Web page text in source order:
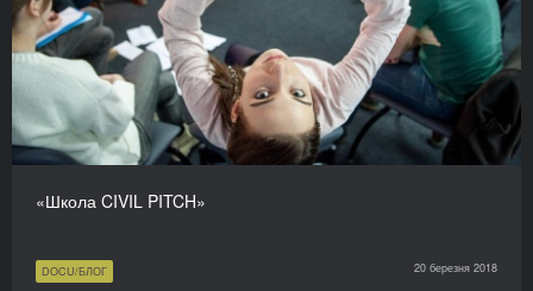
«Школа CIVIL PITCH»
DOCU/БЛОГ 20 березня 2018